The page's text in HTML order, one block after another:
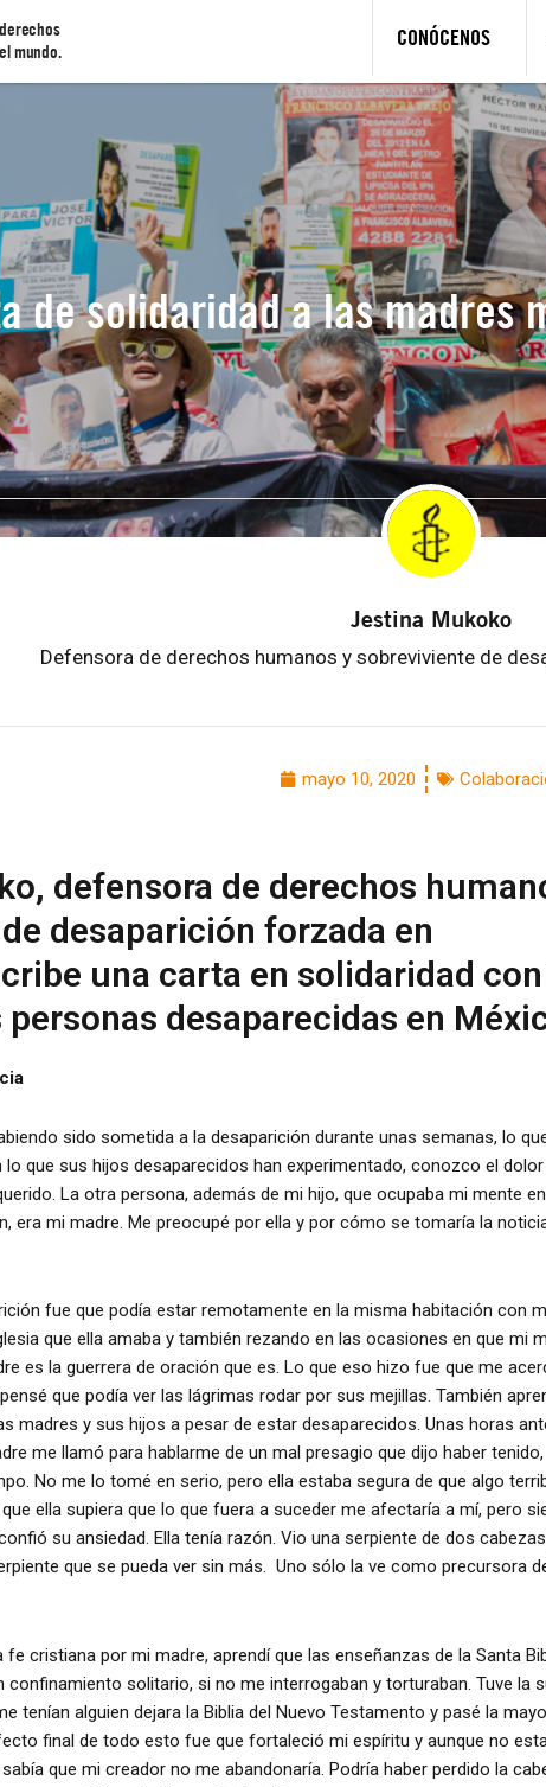
mundo.
CONÓCENOS
de solidaridad a las madres
Jestina Mukoko
Defensora de derechos humanos y sobreviviente de
mayo 10, 2020
defensora de derechos
desaparición forzada en
una carta en solidaridad
personas desaparecidas en
sido sometida a la desaparición durante unas semanas, lo
que sus hijos desaparecidos han experimentado, conozco el
La otra persona, además de mi hijo, que ocupaba mi mente
era mi madre. Me preocupé por ella y por cómo se tomaría la
fue que podía estar remotamente en la misma habitación con
que ella amaba y también rezando en las ocasiones en que mi
es la guerrera de oración que es. Lo que eso hizo fue que me
que podía ver las lágrimas rodar por sus mejillas. También
madres y sus hijos a pesar de estar desaparecidos. Unas horas
me llamó para hablarme de un mal presagio que dijo haber tenido,
No me lo tomé en serio, pero ella estaba segura de que algo
ella supiera que lo que fuera a suceder me afectaría a mí, pero
su ansiedad. Ella tenía razón. Vio una serpiente de dos
que se pueda ver sin más. Uno sólo la ve como precursora
fe cristiana por mi madre, aprendí que las enseñanzas de la Santa
confinamiento solitario, si no me interrogaban y torturaban. Tuve la
tenían alguien dejara la Biblia del Nuevo Testamento y pasé la
final de todo esto fue que fortaleció mi espíritu y aunque no
que mi creador no me abandonaría. Podría haber perdido la